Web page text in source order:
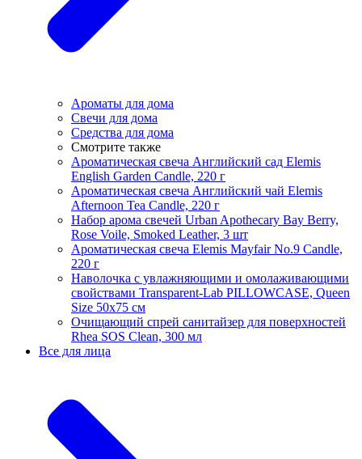
Ароматы для дома
Свечи для дома
Средства для дома
Смотрите также
Ароматическая свеча Английский сад Elemis
English Garden Candle, 220 г
Ароматическая свеча Английский чай Elemis
Afternoon Tea Candle, 220 г
Набор арома свечей Urban Apothecary Bay Berry,
Rose Voile, Smoked Leather, 3 шт
Ароматическая свеча Elemis Mayfair No.9 Candle,
220 г
Наволочка с увлажняющими и омолаживающими
свойствами Transparent-Lab PILLOWCASE, Queen
Size 50x75 см
Очищающий спрей санитайзер для поверхностей
Rhea SOS Clean, 300 мл
Все для лица